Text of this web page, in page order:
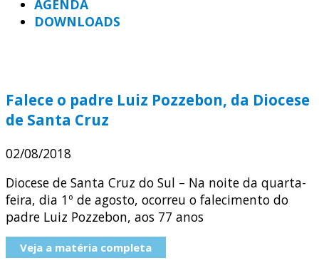
AGENDA
DOWNLOADS
Falece o padre Luiz Pozzebon, da Diocese
de Santa Cruz
02/08/2018
Diocese de Santa Cruz do Sul – Na noite da quarta-
feira, dia 1º de agosto, ocorreu o falecimento do
padre Luiz Pozzebon, aos 77 anos
Veja a matéria completa